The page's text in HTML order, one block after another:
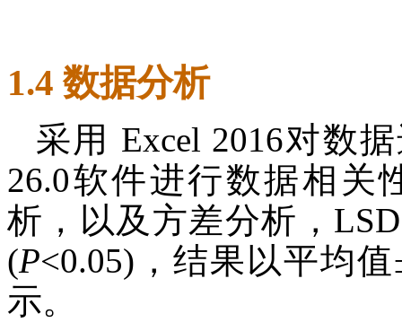
1.4 数据分析
采用 Excel 2016对数
26.0软件进行数据相关
析，以及方差分析，
(P<0.05)，结果以平均
示。